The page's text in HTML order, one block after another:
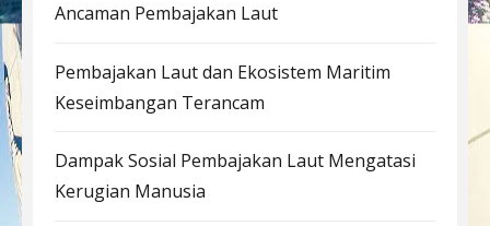
Ancaman Pembajakan Laut
Pembajakan Laut dan Ekosistem Maritim
Keseimbangan Terancam
Dampak Sosial Pembajakan Laut Mengatasi
Kerugian Manusia